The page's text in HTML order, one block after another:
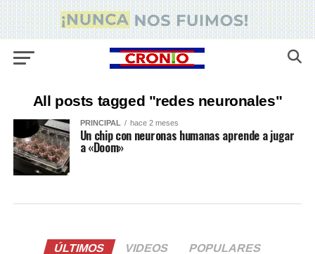
All posts tagged "redes neuronales"
PRINCIPAL hace 2 meses
Un chip con neuronas humanas aprende a jugar
a «Doom»
ÚLTIMOS VIDEOS POPULARES